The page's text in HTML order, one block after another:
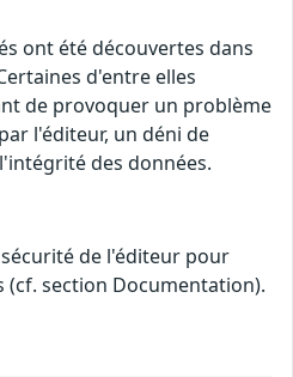
ont été découvertes dans
d'entre elles
de provoquer un problème
l'éditeur, un déni de
des données.
de l'éditeur pour
section Documentation).